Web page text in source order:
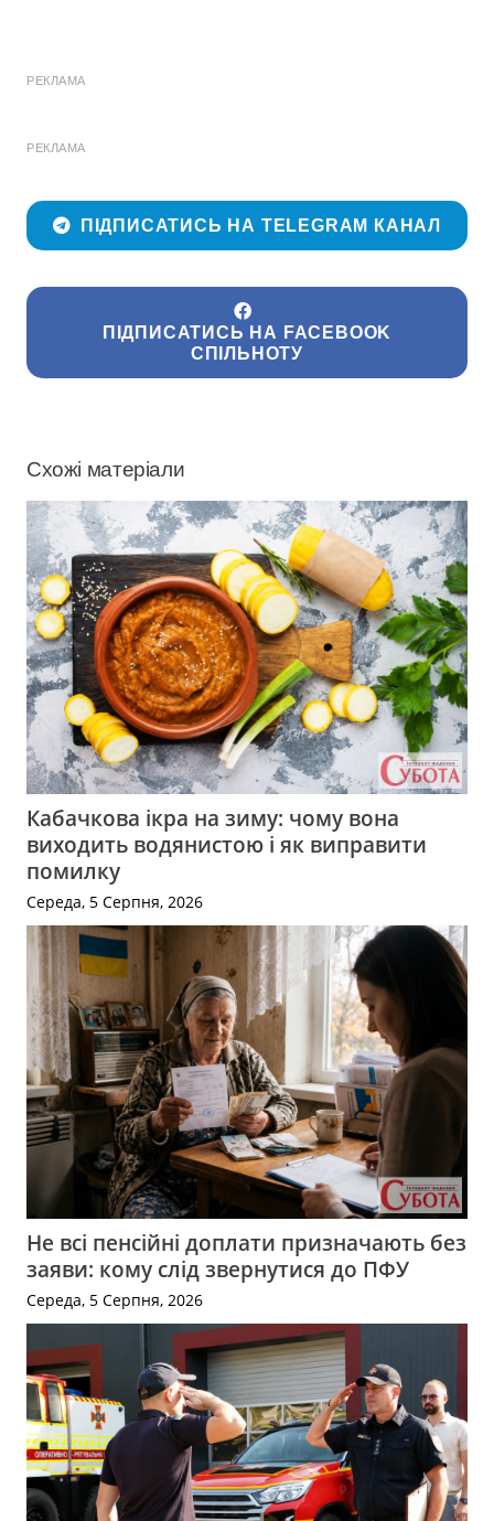
РЕКЛАМА
РЕКЛАМА
ПІДПИСАТИСЬ НА TELEGRAM КАНАЛ
ПІДПИСАТИСЬ НА FACEBOOK
СПІЛЬНОТУ
Схожі матеріали
Кабачкова ікра на зиму: чому вона
виходить водянистою і як виправити
помилку
Середа, 5 Серпня, 2026
Не всі пенсійні доплати призначають без
заяви: кому слід звернутися до ПФУ
Середа, 5 Серпня, 2026